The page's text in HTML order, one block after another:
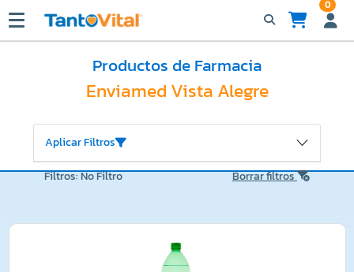
0
Productos de Farmacia
Enviamed Vista Alegre
Aplicar Filtros
Filtros: No Filtro Borrar filtros